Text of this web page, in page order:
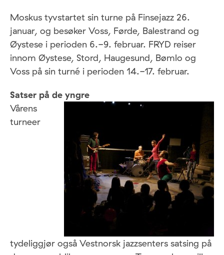
Moskus tyvstartet sin turne på Finsejazz 26.
januar, og besøker Voss, Førde, Balestrand og
Øystese i perioden 6.-9. februar. FRYD reiser
innom Øystese, Stord, Haugesund, Bømlo og
Voss på sin turné i perioden 14.-17. februar.
Satser på de yngre
Vårens
turneer
tydeliggjør også Vestnorsk jazzsenters satsing på